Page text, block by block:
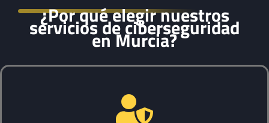
¿Por qué elegir nuestros
servicios de ciberseguridad
en Murcia?